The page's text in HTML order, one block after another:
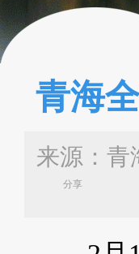
青海
来源：
分享